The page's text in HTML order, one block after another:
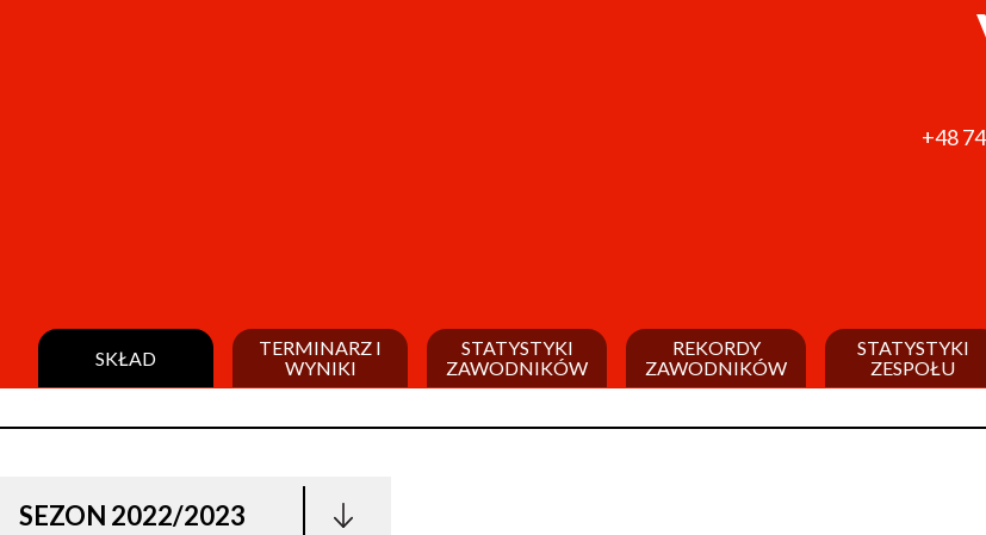
+48
SKŁAD
TERMINARZ I
WYNIKI
STATYSTYKI
ZAWODNIKÓW
REKORDY
ZAWODNIKÓW
STATYSTYKI
ZESPOŁU
SEZON 2022/2023